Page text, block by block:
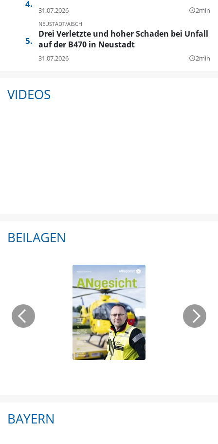
31.07.2026 query_builder2min
NEUSTADT/AISCH
Drei Verletzte und hoher Schaden bei Unfall
auf der B470 in Neustadt
31.07.2026 query_builder2min
VIDEOS
BEILAGEN
BAYERN